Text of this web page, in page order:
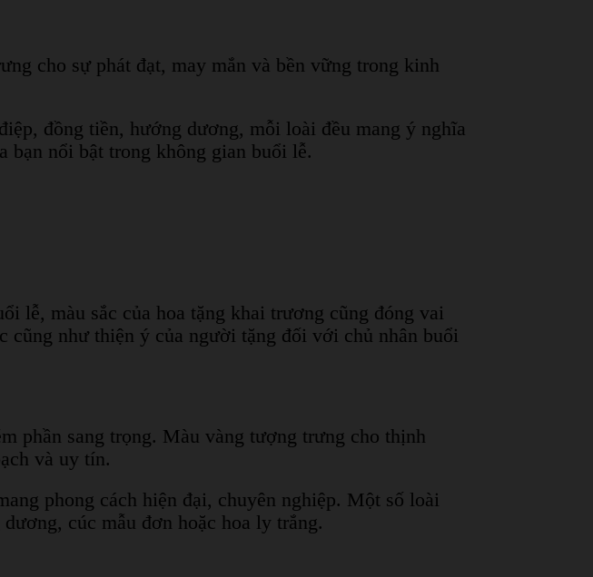
cho sự phát đạt, may mắn và bền vững trong kinh
đồng tiền, hướng dương, mỗi loài đều mang ý nghĩa
bạn nổi bật trong không gian buổi lễ.
lễ, màu sắc của hoa tặng khai trương cũng đóng vai
như thiện ý của người tặng đối với chủ nhân buổi
phần sang trọng. Màu vàng tượng trưng cho thịnh
và uy tín.
phong cách hiện đại, chuyên nghiệp. Một số loài
cúc mẫu đơn hoặc hoa ly trắng.